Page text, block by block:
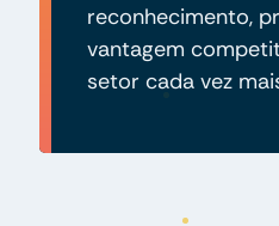
reconhecimento,
vantagem
setor cada vez